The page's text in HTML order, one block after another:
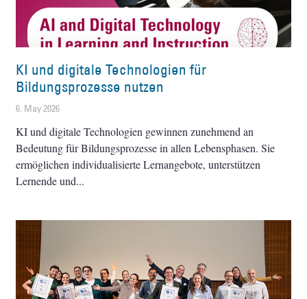
KI und digitale Technologien für
Bildungsprozesse nutzen
6. May 2026
KI und digitale Technologien gewinnen zunehmend an
Bedeutung für Bildungsprozesse in allen Lebensphasen. Sie
ermöglichen individualisierte Lernangebote, unterstützen
Lernende und